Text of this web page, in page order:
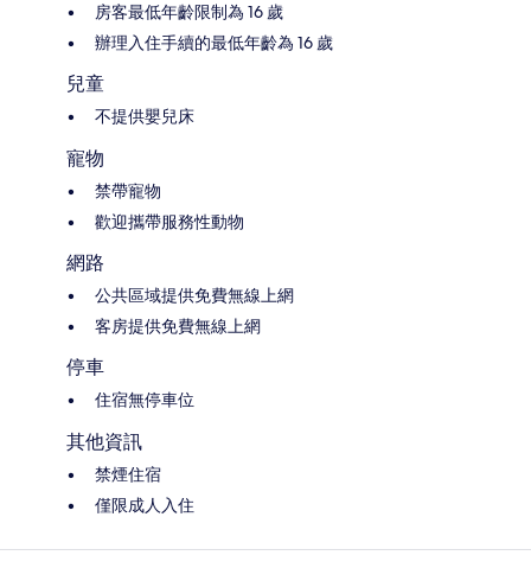
房客最低年齡限制為 16 歲
辦理入住手續的最低年齡為 16 歲
兒童
不提供嬰兒床
寵物
禁帶寵物
歡迎攜帶服務性動物
網路
公共區域提供免費無線上網
客房提供免費無線上網
停車
住宿無停車位
其他資訊
禁煙住宿
僅限成人入住